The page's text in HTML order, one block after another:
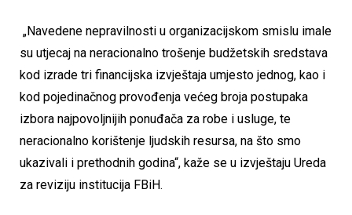
„Navedene nepravilnosti u organizacijskom smislu imale
su utjecaj na neracionalno trošenje budžetskih sredstava
kod izrade tri financijska izvještaja umjesto jednog, kao i
kod pojedinačnog provođenja većeg broja postupaka
izbora najpovoljnijih ponuđača za robe i usluge, te
neracionalno korištenje ljudskih resursa, na što smo
ukazivali i prethodnih godina“, kaže se u izvještaju Ureda
za reviziju institucija FBiH.